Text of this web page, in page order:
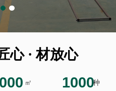
心 · 材放心
㎡ 1000种